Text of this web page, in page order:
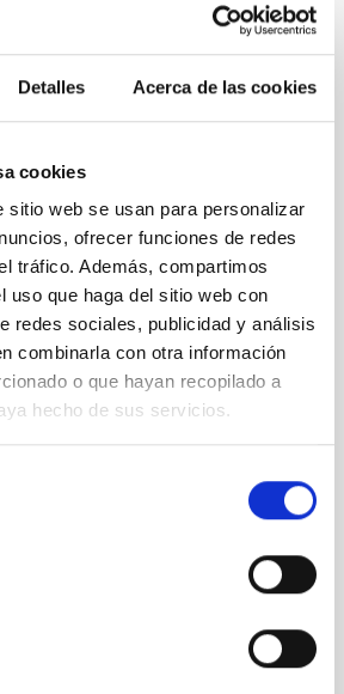
Detalles Acerca de las cookies
cookies
sitio web se usan para personalizar
ofrecer funciones de redes
tráfico. Además, compartimos
uso que haga del sitio web con
redes sociales, publicidad y análisis
combinarla con otra información
o que hayan recopilado a
hecho de sus servicios.
Centro de Astrofísica en La